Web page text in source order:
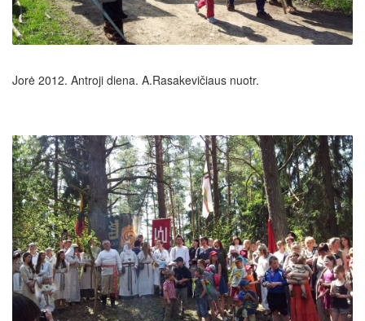
Jorė 2012. Antroji diena. A.Rasakevičiaus nuotr.